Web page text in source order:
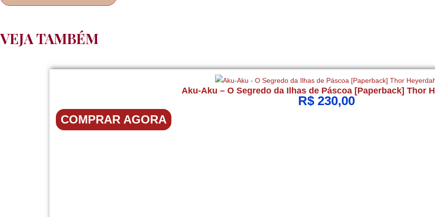
VEJA TAMBÉM
Aku-Aku – O Segredo da Ilhas de Páscoa [Paperback] Thor
R$230,00
COMPRAR AGORA